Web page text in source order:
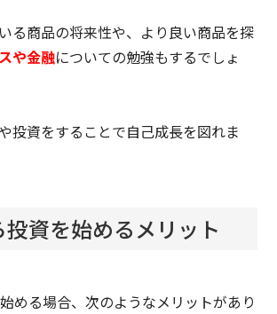
る商品の将来性や、より良い商品を探
や金融についての勉強もするでしょ
投資をすることで自己成長を図れま
資を始めるメリット
める場合、次のようなメリットがあり